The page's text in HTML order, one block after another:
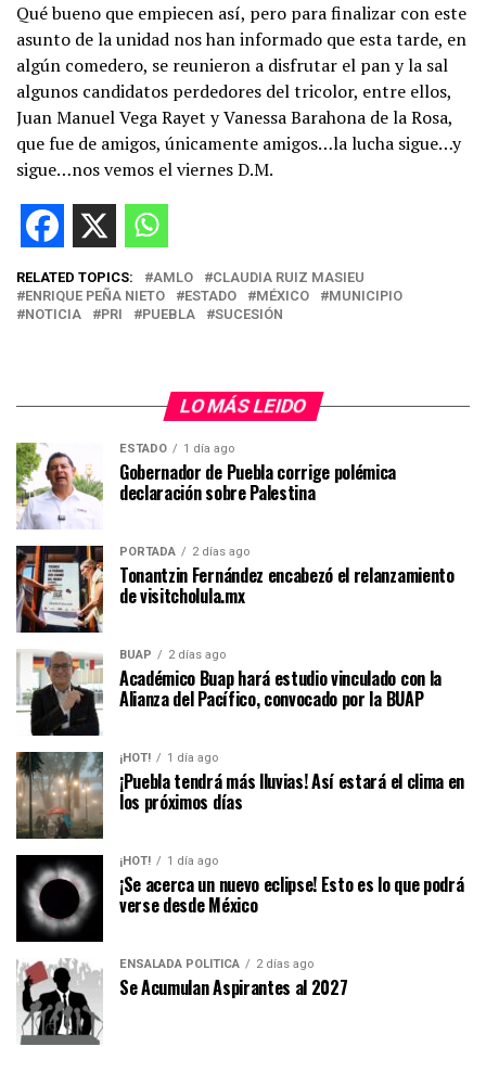
Qué bueno que empiecen así, pero para finalizar con este
asunto de la unidad nos han informado que esta tarde, en
algún comedero, se reunieron a disfrutar el pan y la sal
algunos candidatos perdedores del tricolor, entre ellos,
Juan Manuel Vega Rayet y Vanessa Barahona de la Rosa,
que fue de amigos, únicamente amigos…la lucha sigue…y
sigue…nos vemos el viernes D.M.
RELATED TOPICS: AMLO
CLAUDIA RUIZ MASIEU
ENRIQUE PEÑA NIETO
ESTADO MÉXICO
MUNICIPIO
NOTICIA
PRI PUEBLA SUCESIÓN
LO MÁS LEIDO
ESTADO 1 día ago
Gobernador de Puebla corrige polémica
declaración sobre Palestina
PORTADA 2 días ago
Tonantzin Fernández encabezó el relanzamiento
de visitcholula.mx
BUAP 2 días ago
Académico Buap hará estudio vinculado con la
Alianza del Pacífico, convocado por la BUAP
¡HOT! 1 día ago
¡Puebla tendrá más lluvias! Así estará el clima en
los próximos días
¡HOT! 1 día ago
¡Se acerca un nuevo eclipse! Esto es lo que podrá
verse desde México
ENSALADA POLÍTICA 2 días ago
Se Acumulan Aspirantes al 2027